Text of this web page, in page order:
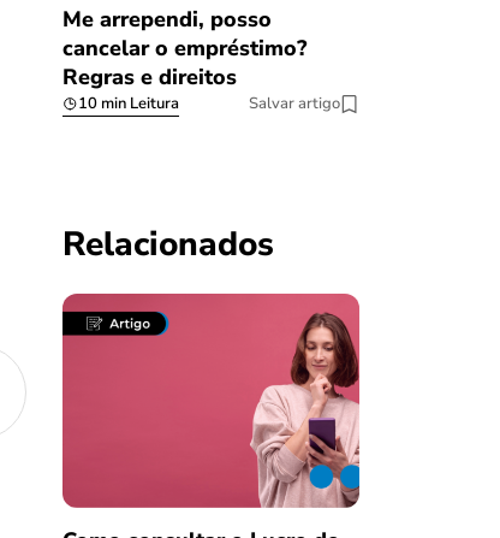
Me arrependi, posso
cancelar o empréstimo?
Regras e direitos
10 min Leitura Salvar artigo
Relacionados